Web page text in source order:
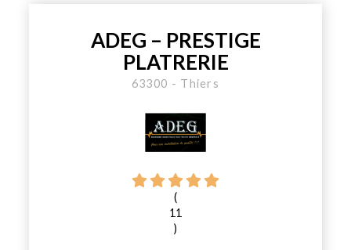
ADEG – PRESTIGE
PLATRERIE
63300 - Thiers
(
11
)